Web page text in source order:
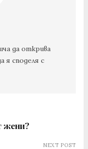
да открива
я споделя с
жени?
NEXT POST